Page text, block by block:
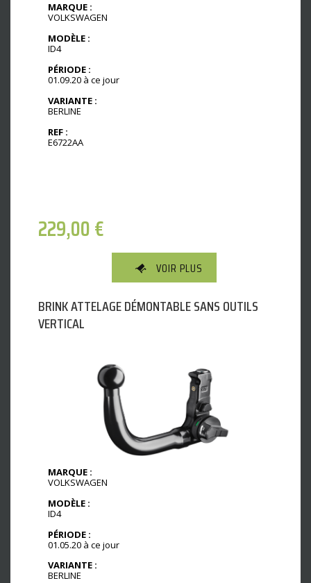
MARQUE :
VOLKSWAGEN
MODÈLE :
ID4
PÉRIODE :
01.09.20 à ce jour
VARIANTE :
BERLINE
REF :
E6722AA
229,00€
VOIR PLUS
BRINK ATTELAGE DÉMONTABLE SANS OUTILS
VERTICAL
MARQUE :
VOLKSWAGEN
MODÈLE :
ID4
PÉRIODE :
01.05.20 à ce jour
VARIANTE :
BERLINE